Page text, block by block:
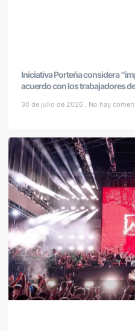
Iniciativa Porteña considera
acuerdo con los trabajadores de
30 de julio de 2026 No hay